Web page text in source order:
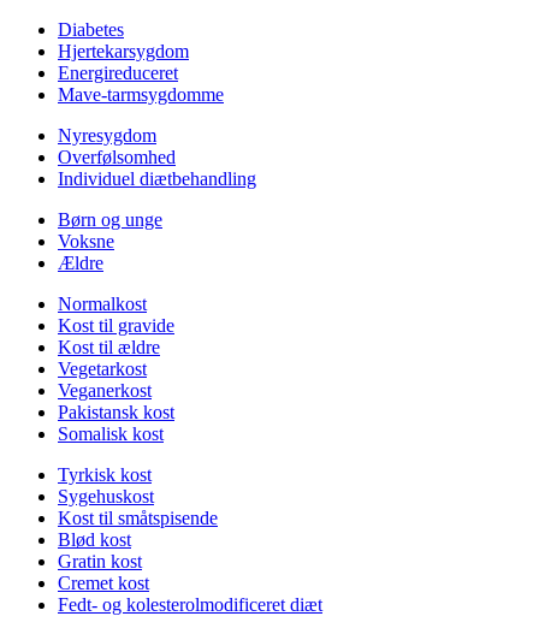
Diabetes
Hjertekarsygdom
Energireduceret
Mave-tarmsygdomme
Nyresygdom
Overfølsomhed
Individuel diætbehandling
Børn og unge
Voksne
Ældre
Normalkost
Kost til gravide
Kost til ældre
Vegetarkost
Veganerkost
Pakistansk kost
Somalisk kost
Tyrkisk kost
Sygehuskost
Kost til småtspisende
Blød kost
Gratin kost
Cremet kost
Fedt- og kolesterolmodificeret diæt